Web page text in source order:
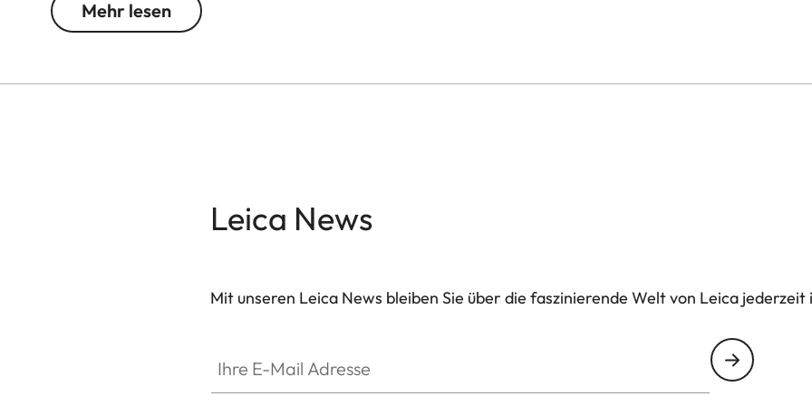
Mehr lesen
Leica News
Mit unseren Leica News bleiben Sie über die faszinierende Welt von Leica